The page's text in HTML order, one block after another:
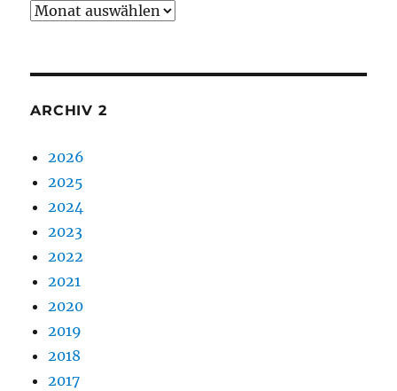
Archiv
ARCHIV 2
2026
2025
2024
2023
2022
2021
2020
2019
2018
2017